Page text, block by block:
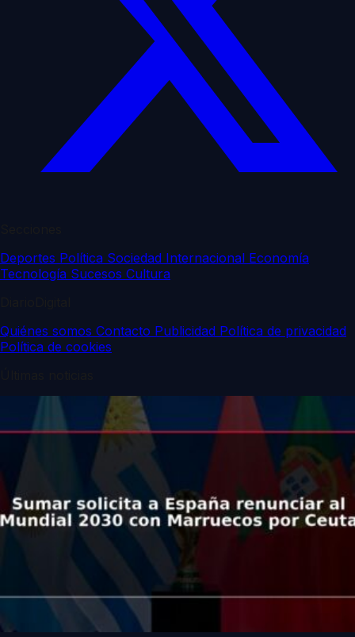
Deportes Política Sociedad Internacional Economía
Tecnología Sucesos Cultura
Quiénes somos Contacto Publicidad Política de privacidad
Política de cookies